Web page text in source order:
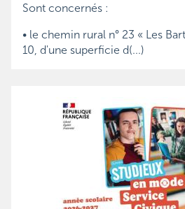
Sont concernés :
• le chemin rural n° 23 « Les
10, d'une superficie d(...)